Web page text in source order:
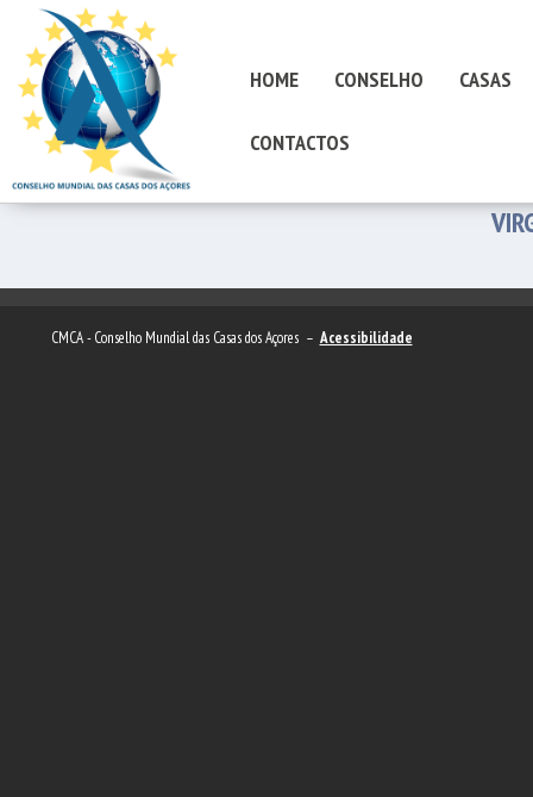
HOME CONSELHO CASAS
CONTACTOS
CMCA - Conselho Mundial das Casas dos Açores – Acessibilidade